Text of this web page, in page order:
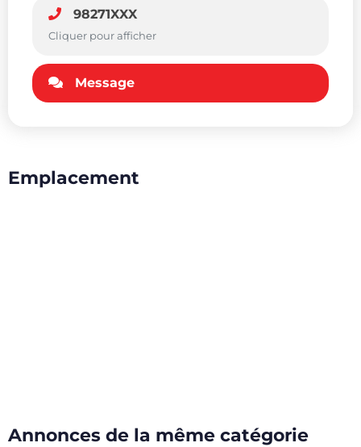
98271XXX
Cliquer pour afficher
Message
Emplacement
Annonces de la même catégorie